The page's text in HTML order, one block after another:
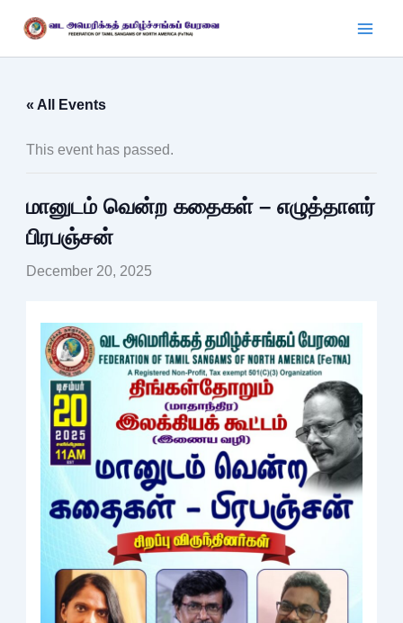
content
« All Events
This event has passed.
மானுடம் வென்ற கதைகள் – எழுத்தாளர்
பிரபஞ்சன்
December 20, 2025